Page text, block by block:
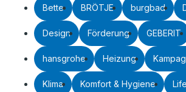
Bette BRÖTJE burgbad
Design Förderung GEBERIT
hansgrohe Heizung
Klima Komfort & Hygiene